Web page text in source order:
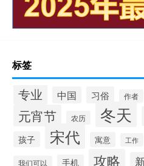
标签
专业 中国 习俗 作者
元宵节 农历 冬天
孩子 宋代 寓意 工作
我们可以 手机 攻略